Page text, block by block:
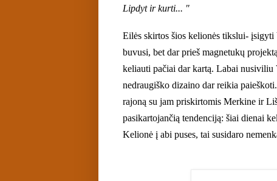
Lipdyt ir kurti... "
Eilės skirtos šios kelionės tikslui-
buvusi, bet dar prieš magnetukų
keliauti pačiai dar kartą. Labai nusiviliu
nedraugiško dizaino dar reikia
rajoną su jam priskirtomis Merkine ir
pasikartojančią tendenciją: šiai dienai
Kelionė į abi puses, tai susidaro